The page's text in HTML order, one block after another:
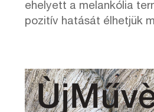
ehelyett a melankólia
pozitív hatását élhetjük